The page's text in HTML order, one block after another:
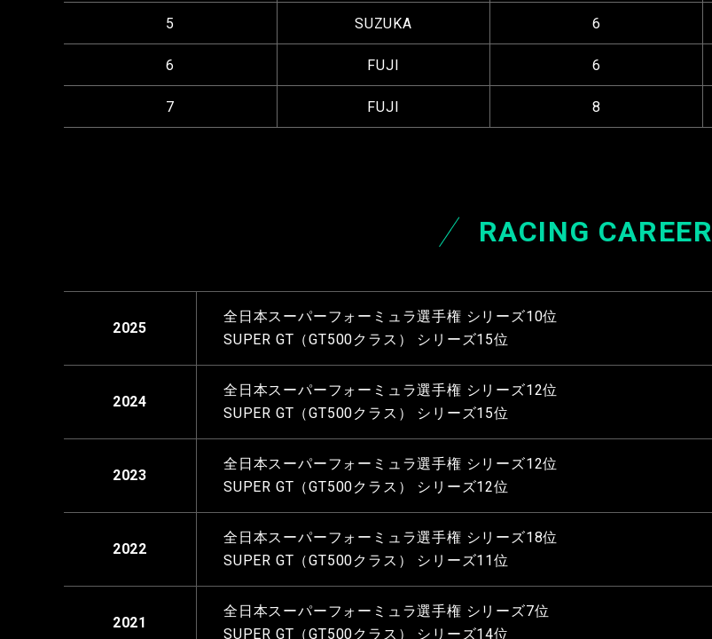
5 SUZUKA 6
6 FUJI 6
7 FUJI 8
RACING CAREER
2025
全日本スーパーフォーミュラ選手権 シリーズ10位
SUPER GT（GT500クラス） シリーズ15位
2024
全日本スーパーフォーミュラ選手権 シリーズ12位
SUPER GT（GT500クラス） シリーズ15位
2023
全日本スーパーフォーミュラ選手権 シリーズ12位
SUPER GT（GT500クラス） シリーズ12位
2022
全日本スーパーフォーミュラ選手権 シリーズ18位
SUPER GT（GT500クラス） シリーズ11位
2021
全日本スーパーフォーミュラ選手権 シリーズ7位
SUPER GT（GT500クラス） シリーズ14位